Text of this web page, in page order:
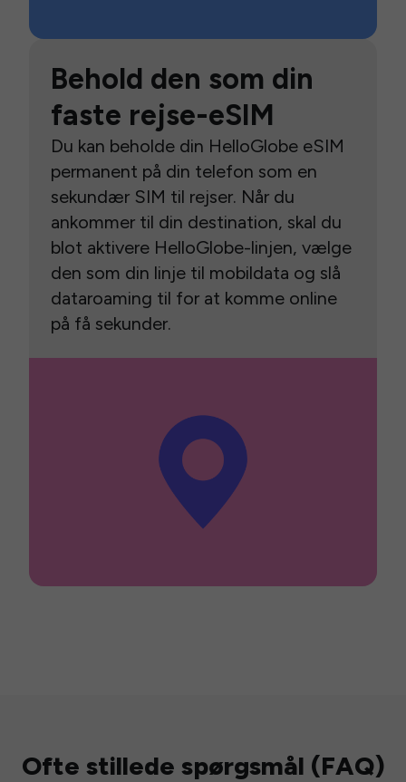
Behold den som din
faste rejse-eSIM
Du kan beholde din HelloGlobe eSIM
permanent på din telefon som en
sekundær SIM til rejser. Når du
ankommer til din destination, skal du
blot aktivere HelloGlobe-linjen, vælge
den som din linje til mobildata og slå
dataroaming til for at komme online
på få sekunder.
Ofte stillede spørgsmål (FAQ)